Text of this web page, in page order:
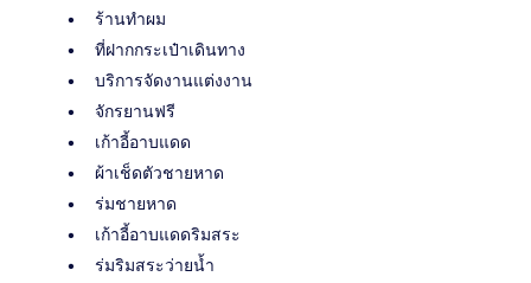
ร้านทำผม
ที่ฝากกระเป๋าเดินทาง
บริการจัดงานแต่งงาน
จักรยานฟรี
เก้าอี้อาบแดด
ผ้าเช็ดตัวชายหาด
ร่มชายหาด
เก้าอี้อาบแดดริมสระ
ร่มริมสระว่ายน้ำ